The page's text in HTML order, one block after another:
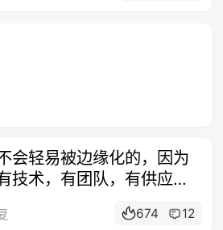
会轻易被边缘化的，因为
技术，有团队，有供应
674 12